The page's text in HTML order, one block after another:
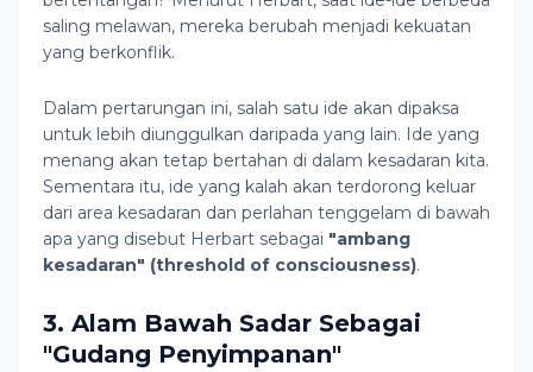
saling melawan, mereka berubah menjadi kekuatan
yang berkonflik.
Dalam pertarungan ini, salah satu ide akan dipaksa
untuk lebih diunggulkan daripada yang lain. Ide yang
menang akan tetap bertahan di dalam kesadaran kita.
Sementara itu, ide yang kalah akan terdorong keluar
dari area kesadaran dan perlahan tenggelam di bawah
apa yang disebut Herbart sebagai "ambang
kesadaran" (threshold of consciousness).
3. Alam Bawah Sadar Sebagai
"Gudang Penyimpanan"